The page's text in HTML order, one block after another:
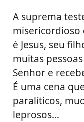
A suprema
misericordioso
é Jesus, seu
muitas
Senhor e
É uma cena
paralíticos,
leprosos…